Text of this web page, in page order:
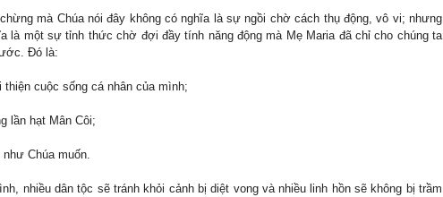
mà Chúa nói đây không có nghĩa là sự ngồi chờ cách thụ động, vô vi; nhưng
là một sự tỉnh thức chờ đợi đầy tính năng động mà Mẹ Maria đã chỉ cho chúng ta
Đó là:
cuộc sống cá nhân của mình;
lần hạt Mân Côi;
Chúa muốn.
nhiều dân tộc sẽ tránh khỏi cảnh bị diệt vong và nhiều linh hồn sẽ không bị trầm